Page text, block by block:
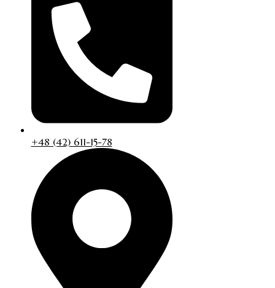
+48 (42) 611-15-78